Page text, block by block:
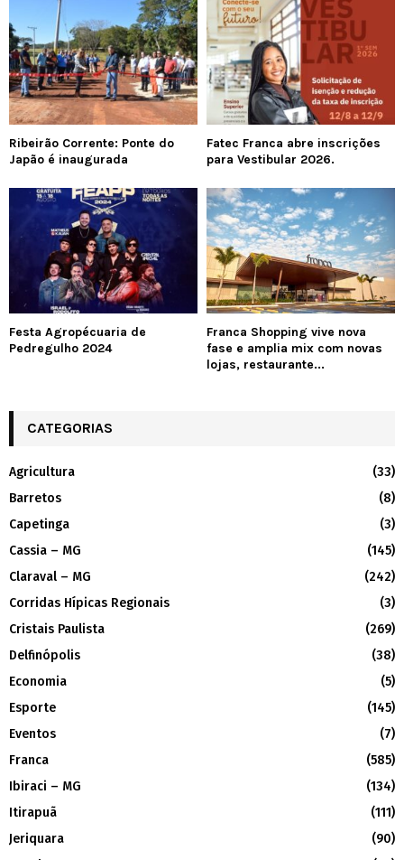
Ribeirão Corrente: Ponte do
Japão é inaugurada
Fatec Franca abre inscrições
para Vestibular 2026.
Festa Agropécuaria de
Pedregulho 2024
Franca Shopping vive nova
fase e amplia mix com novas
lojas, restaurante...
CATEGORIAS
Agricultura
(33)
Barretos
(8)
Capetinga
(3)
Cassia – MG
(145)
Claraval – MG
(242)
Corridas Hípicas Regionais
(3)
Cristais Paulista
(269)
Delfinópolis
(38)
Economia
(5)
Esporte
(145)
Eventos
(7)
Franca
(585)
Ibiraci – MG
(134)
Itirapuã
(111)
Jeriquara
(90)